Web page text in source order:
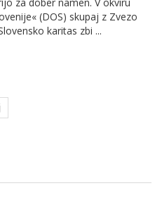
(DOS) skupaj z Zvezo
karitas zbi ...